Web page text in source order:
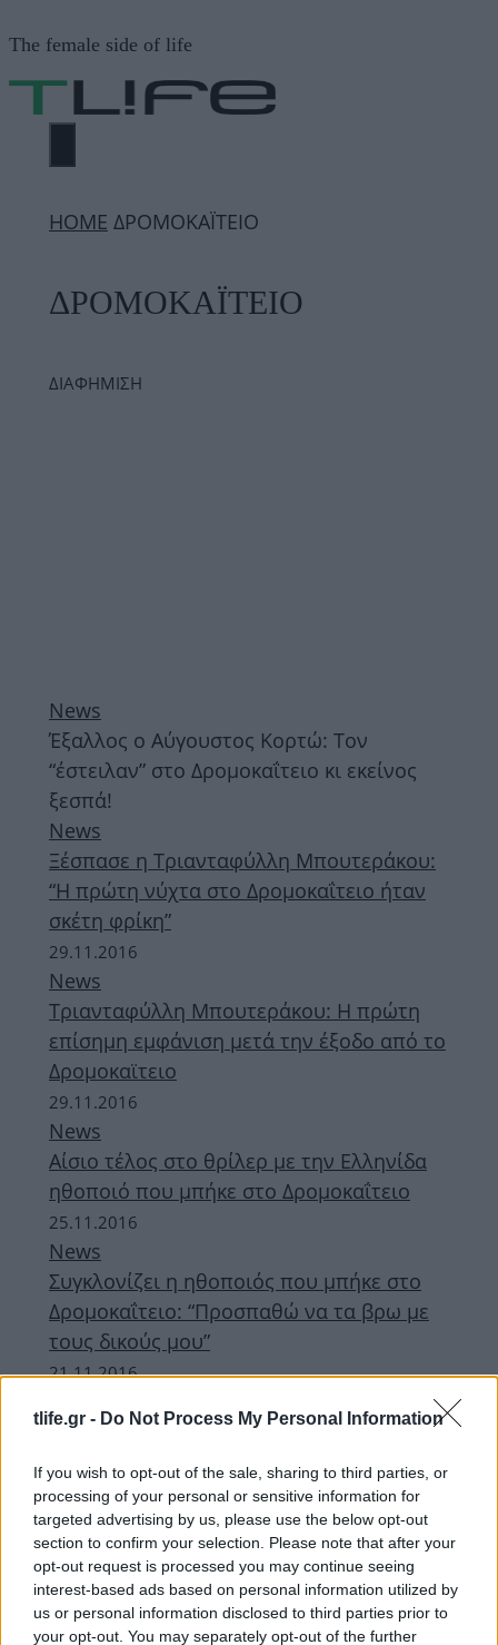
tlife.gr - Do Not Process My Personal Information
If you wish to opt-out of the sale, sharing to third parties, or
processing of your personal or sensitive information for
targeted advertising by us, please use the below opt-out
section to confirm your selection. Please note that after your
opt-out request is processed you may continue seeing
interest-based ads based on personal information utilized by
us or personal information disclosed to third parties prior to
your opt-out. You may separately opt-out of the further
σε
περιεχόμενο
The female side of life
ΜΕΝΟΎ
ΗΟΜΕ ΔΡΟΜΟΚΑΪΤΕΙΟ
ΔΡΟΜΟΚΑΪΤΕΙΟ
ΔΙΑΦΗΜΙΣΗ
News
Έξαλλος ο Αύγουστος Κορτώ: Τον
“έστειλαν” στο Δρομοκαΐτειο κι εκείνος
ξεσπά!
News
Ξέσπασε η Τριανταφύλλη Μπουτεράκου:
“Η πρώτη νύχτα στο Δρομοκαΐτειο ήταν
σκέτη φρίκη”
29.11.2016
News
Τριανταφύλλη Μπουτεράκου: Η πρώτη
επίσημη εμφάνιση μετά την έξοδο από το
Δρομοκαϊτειο
29.11.2016
News
Αίσιο τέλος στο θρίλερ με την Ελληνίδα
ηθοποιό που μπήκε στο Δρομοκαΐτειο
25.11.2016
News
Συγκλονίζει η ηθοποιός που μπήκε στο
Δρομοκαΐτειο: “Προσπαθώ να τα βρω με
τους δικούς μου”
21.11.2016
Θρίλερ με την γνωστή ηθοποιό!
Βρίσκεται ξανά στο Δρομοκαΐτειο
ΔΙΑΦΗΜΙΣΗ